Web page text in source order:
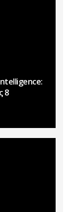
8